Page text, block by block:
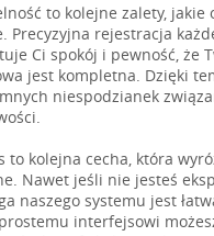
to kolejne zalety, jakie
Precyzyjna rejestracja
Ci spokój i pewność, że
jest kompletna. Dzięki
niespodzianek
kolejna cecha, która
Nawet jeśli nie jesteś
naszego systemu jest
interfejsowi